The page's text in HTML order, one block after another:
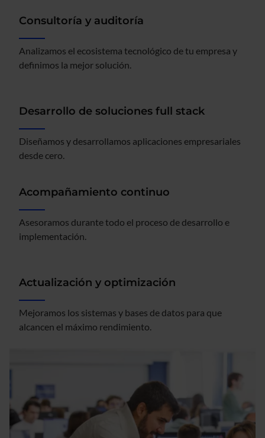
Consultoría y auditoría
Analizamos el ecosistema tecnológico de tu empresa y
definimos la mejor solución.
Desarrollo de soluciones full stack
Diseñamos y desarrollamos aplicaciones empresariales
desde cero.
Acompañamiento continuo
Asesoramos durante todo el proceso de desarrollo e
implementación.
Actualización y optimización
Mejoramos los sistemas y bases de datos para que
alcancen el máximo rendimiento.